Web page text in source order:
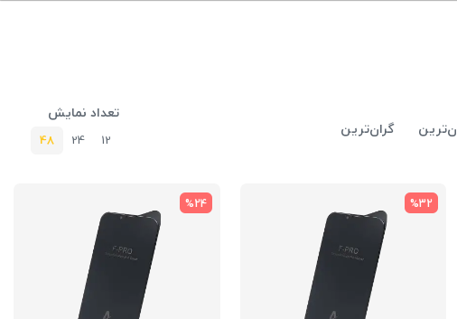
گران‌ترین
تعداد نمایش
12
24
48
%32
%24